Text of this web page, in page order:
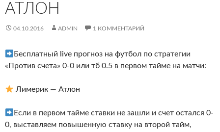
АТЛОН
04.10.2016 ADMIN 1 КОММЕНТАРИЙ
Бесплатный live прогноз на футбол по стратегии
«Против счета» 0-0 или тб 0.5 в первом тайме на матчи:
Лимерик — Атлон
Если в первом тайме ставки не зашли и счет остался 0-
0, выставляем повышенную ставку на второй тайм,